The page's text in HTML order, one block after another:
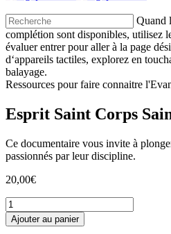
Quand
complétion sont disponibles, utilisez
évaluer entrer pour aller à la page
d‘appareils tactiles, explorez en
balayage.
Ressources pour faire connaitre
Esprit Saint Corps
Ce documentaire vous invite à
passionnés par leur discipline.
20,00€
quantité
de
Esprit
Ajouter au panier